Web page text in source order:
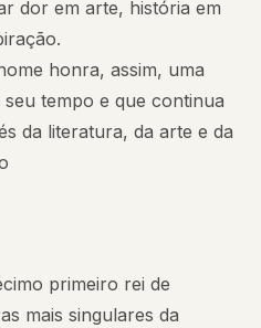
dor em arte, história em
honra, assim, uma
tempo e que continua
da literatura, da arte e da
primeiro rei de
mais singulares da